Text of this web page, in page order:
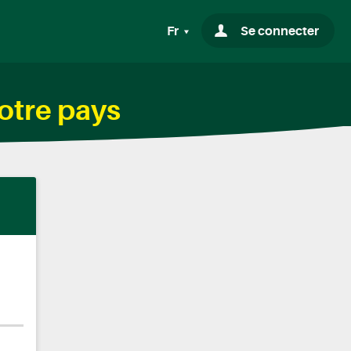
Fr Se connecter
pays